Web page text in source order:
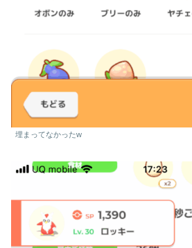
埋まってなかったw